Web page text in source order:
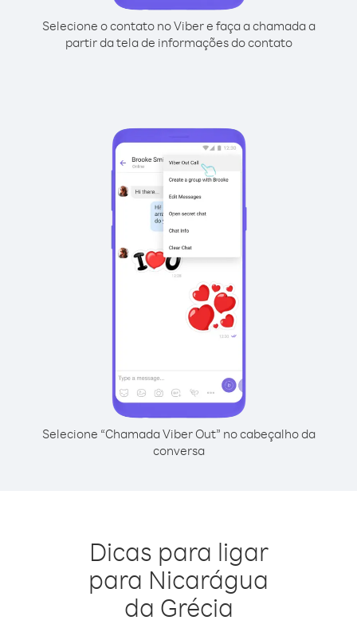
Selecione o contato no Viber e faça a chamada a
partir da tela de informações do contato
Selecione “Chamada Viber Out” no cabeçalho da
conversa
Dicas para ligar
para Nicarágua
da Grécia